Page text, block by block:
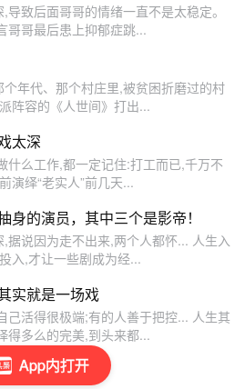
App内打开
致后面哥哥的情绪一直不是太稳定。
哥哥最后患上抑郁症跳...
年代、那个村庄里,被贫困折磨过的村
阵容的《人世间》打出...
太深
什么工作,都一定记住:打工而已,千万不
演绎“老实人”前几天...
身的演员，其中三个是影帝！
据说因为走不出来,两个人都怀... 人生入
入,才让一些剧成为经...
实就是一场戏
己活得很极端;有的人善于把控... 人生其
得多么的完美,到头来都...